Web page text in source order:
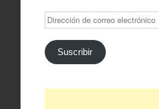
Dirección
de
correo
electrónico
Suscribir